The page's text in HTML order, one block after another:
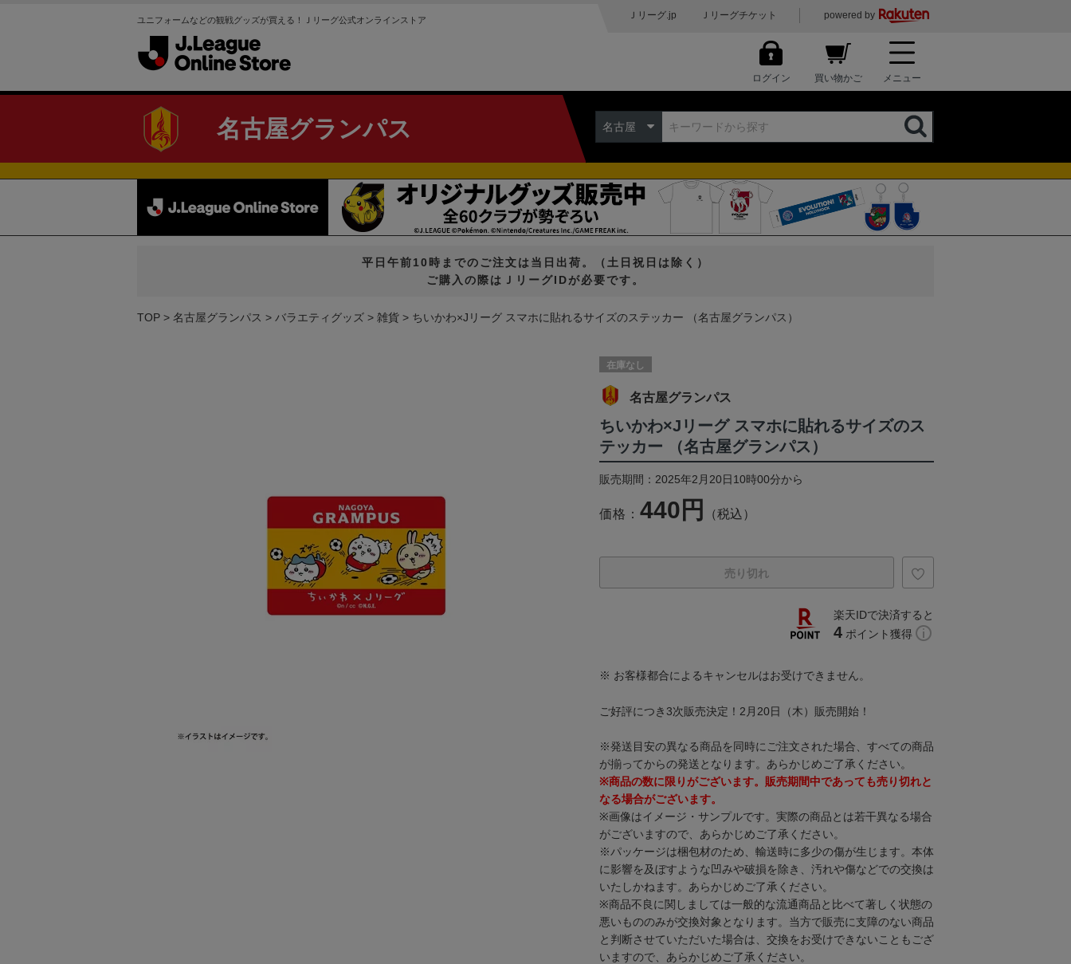
ユニフォームなどの観戦グッズが買える！Ｊリーグ公式オンラインストア Ｊリーグ.jp Ｊリーグチケット powered by
ログイン 買い物かご メニュー
名古屋グランパス 名古屋
平日午前10時までのご注文は当日出荷。（土日祝日は除く）
ご購入の際はＪリーグIDが必要です。
TOP 名古屋グランパス バラエティグッズ 雑貨 ちいかわ×Jリーグ スマホに貼れるサイズのステッカー （名古屋グランパス）
在庫なし
名古屋グランパス
ちいかわ×Jリーグ スマホに貼れるサイズのス
テッカー （名古屋グランパス）
販売期間：2025年2月20日10時00分から
価格： 440円 （税込）
売り切れ
楽天IDで決済すると
4 ポイント獲得
※ お客様都合によるキャンセルはお受けできません。
ご好評につき3次販売決定！2月20日（木）販売開始！
※発送目安の異なる商品を同時にご注文された場合、すべての商品
が揃ってからの発送となります。あらかじめご了承ください。
※商品の数に限りがございます。販売期間中であっても売り切れと
なる場合がございます。
※画像はイメージ・サンプルです。実際の商品とは若干異なる場合
がございますので、あらかじめご了承ください。
※パッケージは梱包材のため、輸送時に多少の傷が生じます。本体
に影響を及ぼすような凹みや破損を除き、汚れや傷などでの交換は
いたしかねます。あらかじめご了承ください。
※商品不良に関しましては一般的な流通商品と比べて著しく状態の
悪いもののみが交換対象となります。当方で販売に支障のない商品
と判断させていただいた場合は、交換をお受けできないこともござ
いますので、あらかじめご了承ください。